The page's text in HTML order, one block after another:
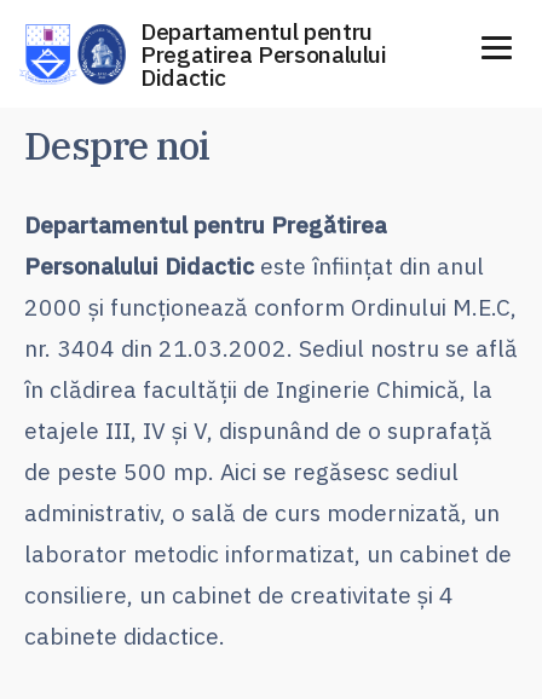
Departamentul pentru
Pregatirea Personalului
Didactic
Despre noi
Departamentul pentru Pregătirea
Personalului Didactic este înființat din anul
2000 și funcționează conform Ordinului M.E.C,
nr. 3404 din 21.03.2002. Sediul nostru se află
în clădirea facultății de Inginerie Chimică, la
etajele III, IV și V, dispunând de o suprafață
de peste 500 mp. Aici se regăsesc sediul
administrativ, o sală de curs modernizată, un
laborator metodic informatizat, un cabinet de
consiliere, un cabinet de creativitate și 4
cabinete didactice.